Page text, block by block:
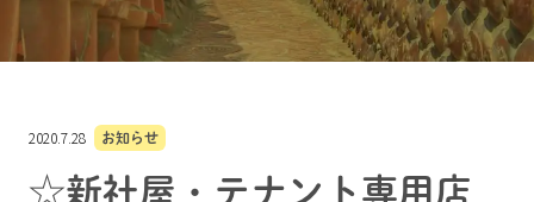
2020.7.28 お知らせ
☆新社屋・テナント専用店